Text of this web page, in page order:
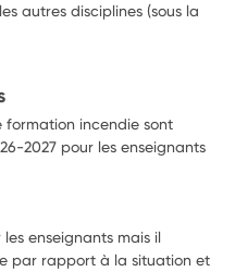
autres disciplines (sous la
formation incendie sont
2027 pour les enseignants
enseignants mais il
par rapport à la situation et